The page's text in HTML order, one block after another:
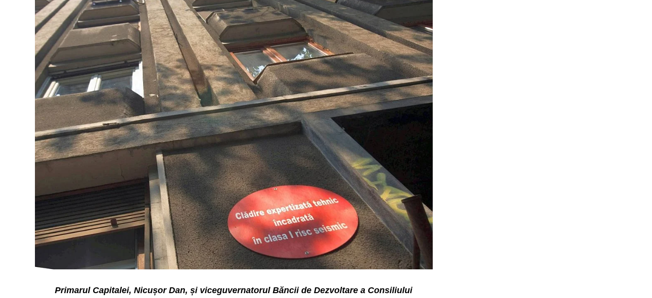
Primarul Capitalei, Nicușor Dan, și viceguvernatorul Băncii de Dezvoltare a Consiliului